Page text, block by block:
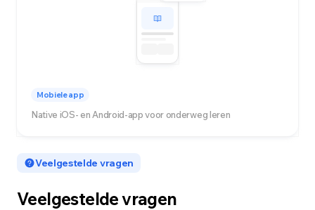
Mobiele app
Native iOS- en Android-app voor onderweg leren
Veelgestelde vragen
Veelgestelde vragen